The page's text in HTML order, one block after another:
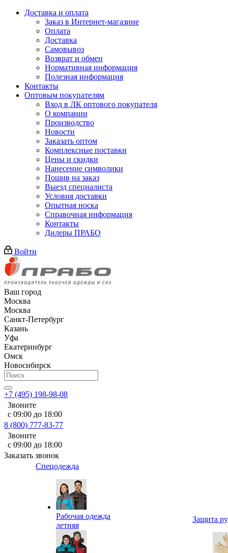
Доставка и оплата
Заказ в Интернет-магазине
Оплата
Доставка
Самовывоз
Возврат и обмен
Нормативная информация
Полезная информация
Контакты
Оптовым покупателям
Вход в ЛК оптового покупателя
О компании
Производство
Новости
Заказать оптом
Комплексные поставки
Цены и скидки
Нанесение символики
Пошив на заказ
Выезд специалиста
Условия доставки
Опытная носка
Справочная информация
Контакты
Дилеры ПРАБО
Войти
Ваш город
Москва
Москва
Санкт-Петербург
Казань
Уфа
Екатеринбург
Омск
Новосибирск
+7 (495) 198-98-08
Звоните
с 09:00 до 18:00
8 (800) 777-83-77
Звоните
с 09:00 до 18:00
Заказать звонок
Спецодежда
Рабочая одежда
летняя
Защита